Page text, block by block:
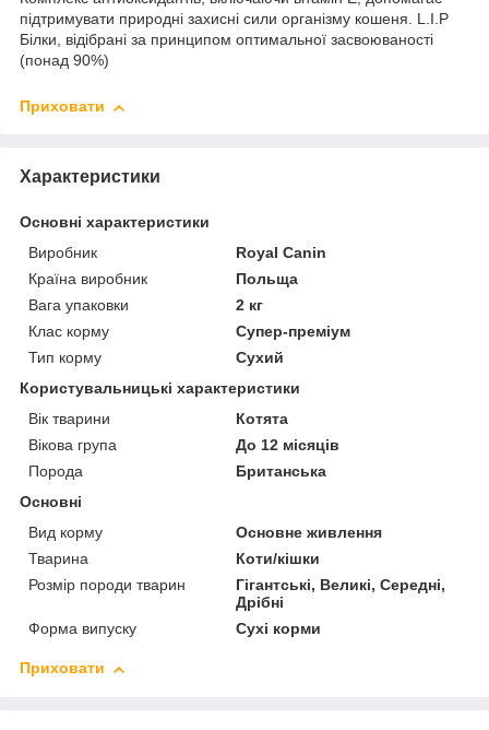
підтримувати природні захисні сили організму кошеня. L.I.P
Білки, відібрані за принципом оптимальної засвоюваності
(понад 90%)
Приховати
Характеристики
Основні характеристики
Виробник
Royal Canin
Країна виробник
Польща
Вага упаковки
2 кг
Клас корму
Супер-преміум
Тип корму
Сухий
Користувальницькі характеристики
Вік тварини
Котята
Вікова група
До 12 місяців
Порода
Британська
Основні
Вид корму
Основне живлення
Тварина
Коти/кішки
Розмір породи тварин
Гігантські, Великі, Середні,
Дрібні
Форма випуску
Сухі корми
Приховати